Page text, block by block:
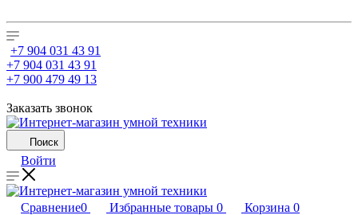
+7 904 031 43 91
+7 904 031 43 91
+7 900 479 49 13
Заказать звонок
Поиск
Войти
Сравнение0 Избранные товары 0 Корзина 0